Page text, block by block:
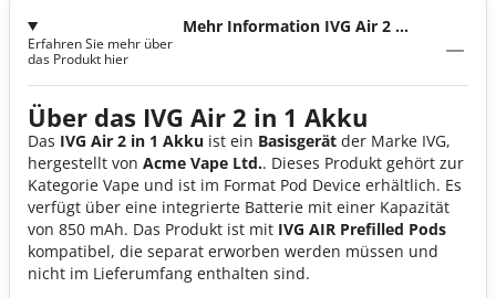
Mehr Information IVG Air 2 in
Erfahren Sie mehr über
das Produkt hier
Über das IVG Air 2 in 1 Akku
Das IVG Air 2 in 1 Akku ist ein Basisgerät der Marke IVG,
hergestellt von Acme Vape Ltd.. Dieses Produkt gehört zur
Kategorie Vape und ist im Format Pod Device erhältlich. Es
verfügt über eine integrierte Batterie mit einer Kapazität
von 850 mAh. Das Produkt ist mit IVG AIR Prefilled Pods
kompatibel, die separat erworben werden müssen und
nicht im Lieferumfang enthalten sind.